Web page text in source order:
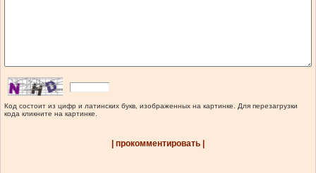
Код состоит из цифр и латинских букв, изображенных на картинке. Для перезагрузки
кода кликните на картинке.
| прокомментировать |